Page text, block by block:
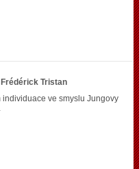
Frédérick Tristan
ve smyslu Jungovy